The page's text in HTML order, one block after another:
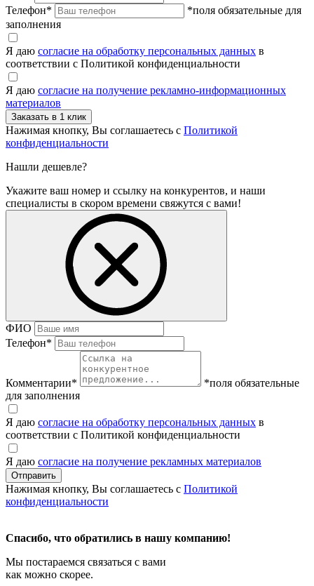
Телефон*
*поля обязательные для
заполнения
Я даю согласие на обработку персональных данных в
соответствии с Политикой конфиденциальности
Я даю согласие на получение рекламно-информационных
материалов
Нажимая кнопку, Вы соглашаетесь с Политикой
конфиденциальности
Нашли дешевле?
Укажите ваш номер и ссылку на конкурентов, и наши
специалисты в скором времени свяжутся с вами!
ФИО
Телефон*
Комментарии*
*поля обязательные
для заполнения
Я даю согласие на обработку персональных данных в
соответствии с Политикой конфиденциальности
Я даю согласие на получение рекламных материалов
Нажимая кнопку, Вы соглашаетесь с Политикой
конфиденциальности
Спасибо, что обратились в нашу компанию!
Мы постараемся связаться с вами
как можно скорее.